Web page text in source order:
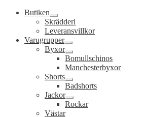
Butiken
Expandera
undermeny
Skrädderi
Leveransvillkor
Varugrupper
Expandera
undermeny
Byxor
Expandera
undermeny
Bomullschinos
Manchesterbyxor
Shorts
Expandera
undermeny
Badshorts
Jackor
Expandera
undermeny
Rockar
Västar